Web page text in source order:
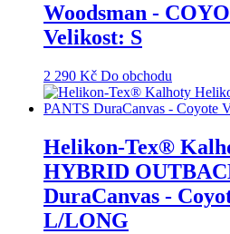
Woodsman -
Velikost: S
2 290 Kč Do obchodu
Helikon-Tex®
HYBRID
DuraCanvas -
L/LONG